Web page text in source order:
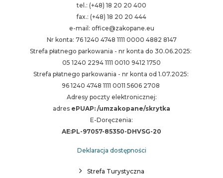
tel.: (+48) 18 20 20 400
fax.: (+48) 18 20 20 444
e-mail: office@zakopane.eu
Nr konta: 76 1240 4748 1111 0000 4882 8147
Strefa płatnego parkowania - nr konta do 30.06.2025:
05 1240 2294 1111 0010 9412 1750
Strefa płatnego parkowania - nr konta od 1.07.2025:
96 1240 4748 1111 0011 5606 2708
Adresy poczty elektronicznej:
adres ePUAP: /umzakopane/skrytka
E-Doręczenia:
AE:PL-97057-85350-DHVSG-20
Deklaracja dostępności
Strefa Turystyczna